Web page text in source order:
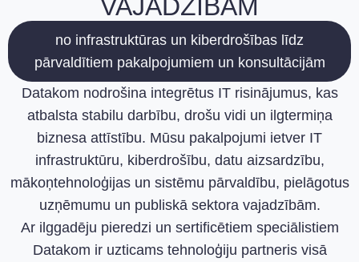
VAJADZĪBĀM
no infrastruktūras un kiberdrošības līdz
pārvaldītiem pakalpojumiem un konsultācijām
Datakom nodrošina integrētus IT risinājumus, kas
atbalsta stabilu darbību, drošu vidi un ilgtermiņa
biznesa attīstību. Mūsu pakalpojumi ietver IT
infrastruktūru, kiberdrošību, datu aizsardzību,
mākoņtehnoloģijas un sistēmu pārvaldību, pielāgotus
uzņēmumu un publiskā sektora vajadzībām.
Ar ilggadēju pieredzi un sertificētiem speciālistiem
Datakom ir uzticams tehnoloģiju partneris visā